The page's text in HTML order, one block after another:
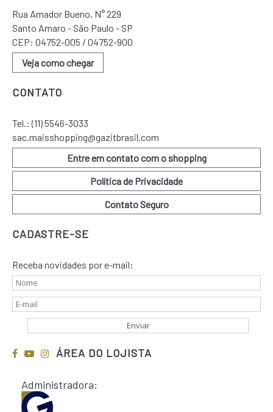
Rua Amador Bueno, N° 229
Santo Amaro - São Paulo - SP
CEP: 04752-005 / 04752-900
Veja como chegar
CONTATO
Tel.:(11) 5546-3033
sac.maisshopping@gazitbrasil.com
Entre em contato com o shopping
Política de Privacidade
Contato Seguro
CADASTRE-SE
Receba novidades por e-mail:
ÁREA DO LOJISTA
Administradora: